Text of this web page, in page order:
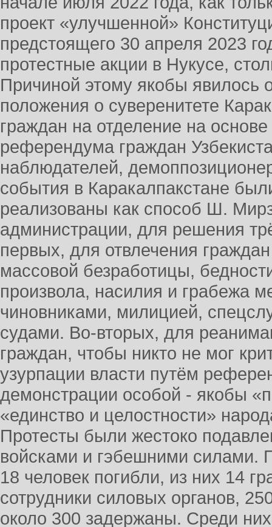
проект «улучшенной»
предстоящего 30 апреля 2023
протестные акции в Нукусе,
Причиной этому якобы явилось
положения о суверенитете
граждан на отделение на
референдума граждан
наблюдателей,
события в Каракалпакстане
реализованы как способ Ш.
администрации, для решения
первых, для отвлечения
массовой безработицы,
произвола, насилия и грабежа
чиновниками, милицией,
судами. Во-вторых, для
граждан, чтобы никто не мог
узурпации власти путём
демонстрации особой - якобы
«единство и целостности»
Протесты были жестоко
войсками и гэбешними
18 человек погибли, из них 14
сотрудники силовых органов,
около 300 задержаны. Среди